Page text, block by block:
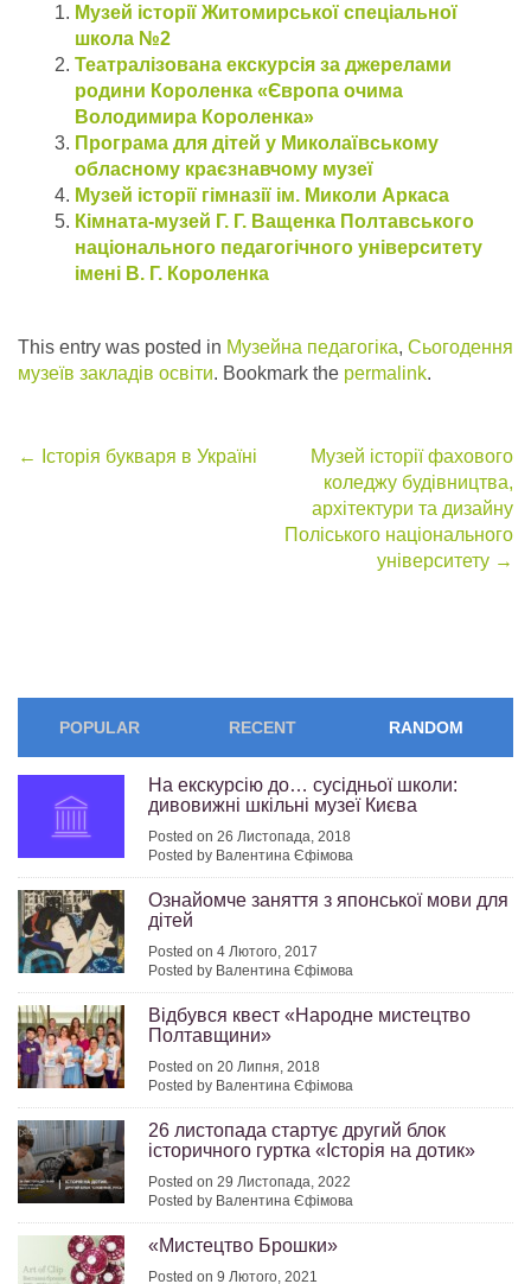
Музей історії Житомирської спеціальної
школа №2
Театралізована екскурсія за джерелами
родини Короленка «Європа очима
Володимира Короленка»
Програма для дітей у Миколаївському
обласному краєзнавчому музеї
Музей історії гімназії ім. Миколи Аркаса
Кімната-музей Г. Г. Ващенка Полтавського
національного педагогічного університету
імені В. Г. Короленка
This entry was posted in Музейна педагогіка, Сьогодення
музеїв закладів освіти. Bookmark the permalink.
Post
← Історія букваря в Україні
Музей історії фахового
коледжу будівництва,
архітектури та дизайну
Поліського національного
університету →
POPULAR RECENT RANDOM
На екскурсію до… сусідньої школи:
дивовижні шкільні музеї Києва
Posted on 26 Листопада, 2018
Posted by Валентина Єфімова
Ознайомче заняття з японської мови для
дітей
Posted on 4 Лютого, 2017
Posted by Валентина Єфімова
Відбувся квест «Народне мистецтво
Полтавщини»
Posted on 20 Липня, 2018
Posted by Валентина Єфімова
26 листопада стартує другий блок
історичного гуртка «Історія на дотик»
Posted on 29 Листопада, 2022
Posted by Валентина Єфімова
«Мистецтво Брошки»
Posted on 9 Лютого, 2021